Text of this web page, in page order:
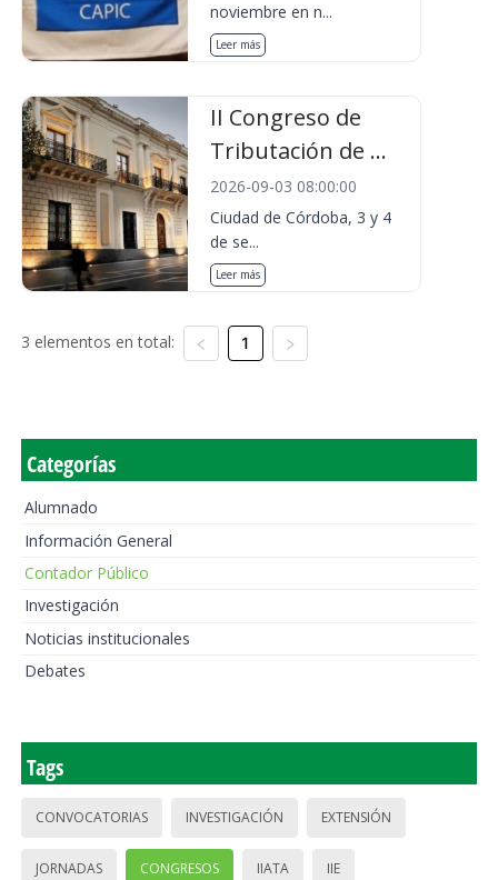
noviembre en n...
Leer más
II Congreso de
Tributación de ...
2026-09-03 08:00:00
Ciudad de Córdoba, 3 y 4
de se...
Leer más
3 elementos en total: 1
Categorías
Alumnado
Información General
Contador Público
Investigación
Noticias institucionales
Debates
Tags
CONVOCATORIAS INVESTIGACIÓN EXTENSIÓN
JORNADAS CONGRESOS IIATA IIE